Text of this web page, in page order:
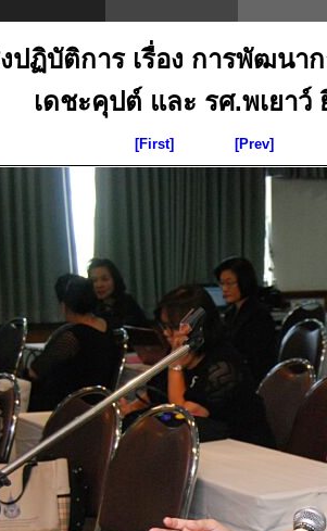
ปฏิบัติการ เรื่อง การพัฒน
เดชะคุปต์ และ รศ.พเยา
[First] [Prev]